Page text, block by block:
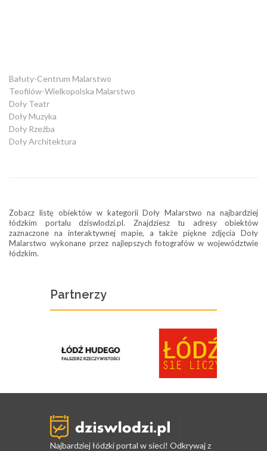
Bałuty-Centrum Malarstwo
Teofilów-Wielkopolska Malarstwo
Doły Teatr
Doły Muzyka
Doły Rzeźba
Doły Architektura
Zobacz listę obiektów w kategorii Doły Malarstwo na najbardziej
łódzkim portalu dziswlodzi.pl. Znajdziesz tu adresy obiektów
zaznaczone na interaktywnej mapie, a także piękne zdjęcia Doły
Malarstwo wykonane przez najlepszych fotografów w województwie
łódzkim.
Partnerzy
Najbardziej łódzki portal w sieci! Odkrywaj z